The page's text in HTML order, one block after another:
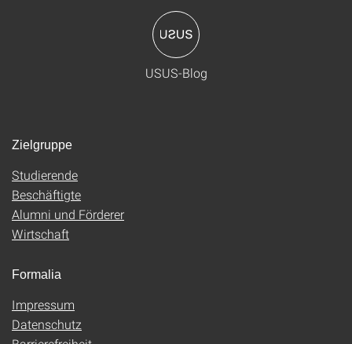
USUS-Blog
Zielgruppe
Studierende
Beschäftigte
Alumni und Förderer
Wirtschaft
Formalia
Impressum
Datenschutz